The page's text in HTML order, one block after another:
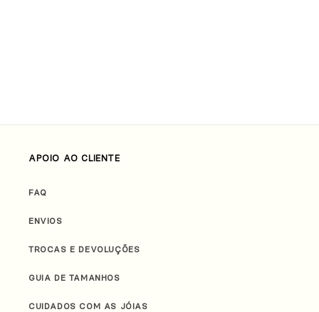
APOIO AO CLIENTE
FAQ
ENVIOS
TROCAS E DEVOLUÇÕES
GUIA DE TAMANHOS
CUIDADOS COM AS JÓIAS